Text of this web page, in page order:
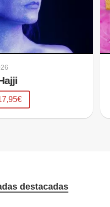
destacadas